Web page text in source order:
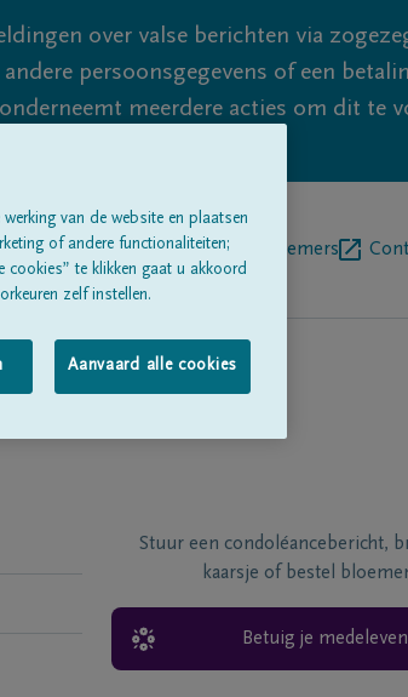
over valse berichten via
persoonsgegevens of een
meerdere acties om dit te
Over onsBegrafenisondernemers
Stuur een condoléancebericht,
kaarsje of bestel
Betuig je medeleven
van de website en plaatsen
of andere functionaliteiten;
te klikken gaat u akkoord
zelf instellen.
Aanvaard alle cookies